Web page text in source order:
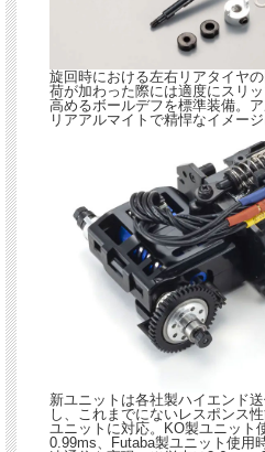
旋回時における左右リアタイヤ
荷が加わった際には適度にスリ
高めるボールデフを標準装備。
リアアルマイトで精悍なイメージ
新ユニットは各社製ハイエンド
し、これまでにないレスポンス
ユニットに対応。KO製ユニット
0.99ms、Futaba製ユニット使用